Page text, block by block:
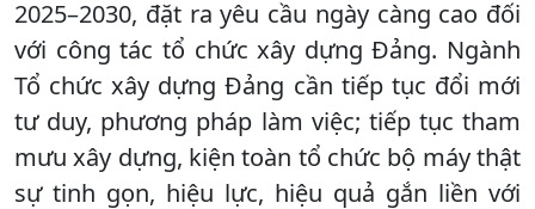
2025–2030, đặt ra yêu cầu ngày càng cao đối
với công tác tổ chức xây dựng Đảng. Ngành
Tổ chức xây dựng Đảng cần tiếp tục đổi mới
tư duy, phương pháp làm việc; tiếp tục tham
mưu xây dựng, kiện toàn tổ chức bộ máy thật
sự tinh gọn, hiệu lực, hiệu quả gắn liền với